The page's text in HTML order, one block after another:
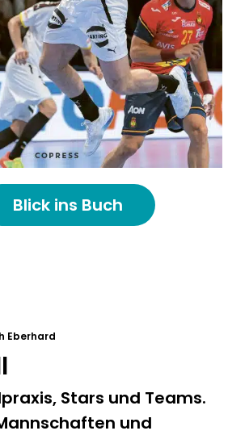
Blick ins Buch
Eberhard
Stars und Teams.
und